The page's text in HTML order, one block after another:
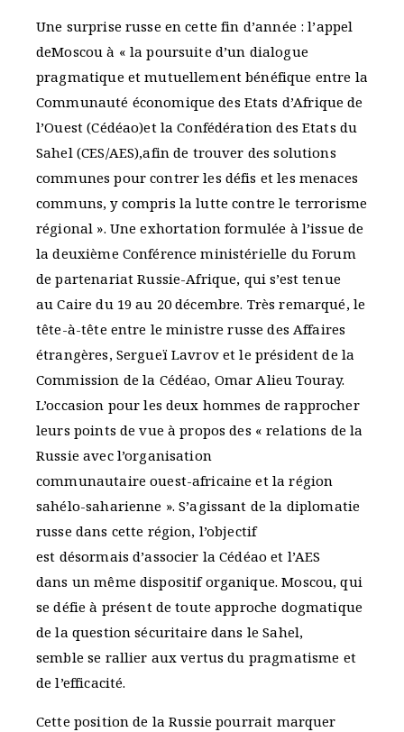
Une surprise russe en cette fin d’année : l’appel
deMoscou à « la poursuite d’un dialogue
pragmatique et mutuellement bénéfique entre la
Communauté économique des Etats d’Afrique de
l’Ouest (Cédéao)et la Confédération des Etats du
Sahel (CES/AES),afin de trouver des solutions
communes pour contrer les défis et les menaces
communs, y compris la lutte contre le terrorisme
régional ». Une exhortation formulée à l’issue de
la deuxième Conférence ministérielle du Forum
de partenariat Russie-Afrique, qui s’est tenue
au Caire du 19 au 20 décembre. Très remarqué, le
tête-à-tête entre le ministre russe des Affaires
étrangères, Sergueï Lavrov et le président de la
Commission de la Cédéao, Omar Alieu Touray.
L’occasion pour les deux hommes de rapprocher
leurs points de vue à propos des « relations de la
Russie avec l’organisation
communautaire ouest-africaine et la région
sahélo-saharienne ». S’agissant de la diplomatie
russe dans cette région, l’objectif
est désormais d’associer la Cédéao et l’AES
dans un même dispositif organique. Moscou, qui
se défie à présent de toute approche dogmatique
de la question sécuritaire dans le Sahel,
semble se rallier aux vertus du pragmatisme et
de l’efficacité.
Cette position de la Russie pourrait marquer